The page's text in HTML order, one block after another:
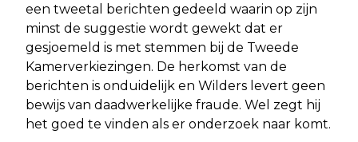
een tweetal berichten gedeeld waarin op zijn
minst de suggestie wordt gewekt dat er
gesjoemeld is met stemmen bij de Tweede
Kamerverkiezingen. De herkomst van de
berichten is onduidelijk en Wilders levert geen
bewijs van daadwerkelijke fraude. Wel zegt hij
het goed te vinden als er onderzoek naar komt.